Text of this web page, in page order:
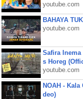
youtube.com
BAHAYA
youtube.com
Safira
s Horeg
youtube.com
NOAH -
deo)